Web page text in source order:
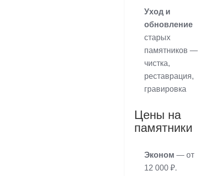
Уход и
обновление
старых
памятников —
чистка,
реставрация,
гравировка
Цены на
памятники
Эконом — от
12 000 ₽.